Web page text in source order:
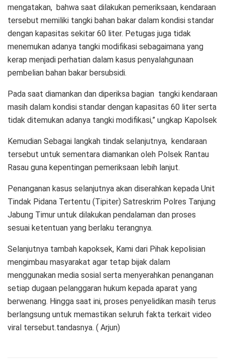
mengatakan, bahwa saat dilakukan pemeriksaan, kendaraan
tersebut memiliki tangki bahan bakar dalam kondisi standar
dengan kapasitas sekitar 60 liter. Petugas juga tidak
menemukan adanya tangki modifikasi sebagaimana yang
kerap menjadi perhatian dalam kasus penyalahgunaan
pembelian bahan bakar bersubsidi.
Pada saat diamankan dan diperiksa bagian tangki kendaraan
masih dalam kondisi standar dengan kapasitas 60 liter serta
tidak ditemukan adanya tangki modifikasi,” ungkap Kapolsek
Kemudian Sebagai langkah tindak selanjutnya, kendaraan
tersebut untuk sementara diamankan oleh Polsek Rantau
Rasau guna kepentingan pemeriksaan lebih lanjut.
Penanganan kasus selanjutnya akan diserahkan kepada Unit
Tindak Pidana Tertentu (Tipiter) Satreskrim Polres Tanjung
Jabung Timur untuk dilakukan pendalaman dan proses
sesuai ketentuan yang berlaku terangnya.
Selanjutnya tambah kapoksek, Kami dari Pihak kepolisian
mengimbau masyarakat agar tetap bijak dalam
menggunakan media sosial serta menyerahkan penanganan
setiap dugaan pelanggaran hukum kepada aparat yang
berwenang. Hingga saat ini, proses penyelidikan masih terus
berlangsung untuk memastikan seluruh fakta terkait video
viral tersebut.tandasnya. ( Arjun)